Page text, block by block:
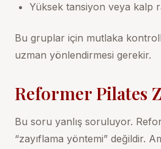
Yüksek tansiyon veya kalp
Bu gruplar için mutlaka
uzman yönlendirmesi gerekir.
Reformer Pilates
Bu soru yanlış soruluyor.
“zayıflama yöntemi” değildir.